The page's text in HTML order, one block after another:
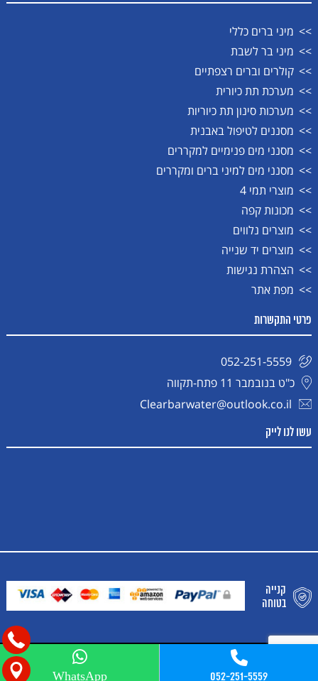
מיני ברים כללי
מיני בר לשבת
קולרים וברים רצפתיים
מערכת תת כיורית
מערכות סינון תת כיוריות
מסננים לטיפול באבנית
מסנני מים פנימיים למקררים
מסנני מים למיני ברים ומקררים
מוצרי תמי 4
מכונות קפה
מוצרים נלווים
מוצרים יד שנייה
הצהרת נגישות
מפת אתר
פרטי התקשרות
052-251-5559
כ"ט בנובמבר 11 פתח-תקווה
Clearbarwater@outlook.co.il
עשו לנו לייק
קנייה
בטוחה
052-251-5559
WhatsApp